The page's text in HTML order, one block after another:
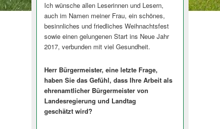
Ich wünsche allen Leserinnen und Lesern,
auch im Namen meiner Frau, ein schönes,
besinnliches und friedliches Weihnachtsfest
sowie einen gelungenen Start ins Neue Jahr
2017, verbunden mit viel Gesundheit.
Herr Bürgermeister, eine letzte Frage,
haben Sie das Gefühl, dass Ihre Arbeit als
ehrenamtlicher Bürgermeister von
Landesregierung und Landtag
geschätzt wird?